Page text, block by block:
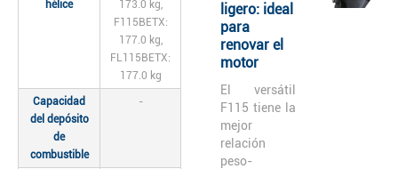
hélice
173.0 kg,
F115BETX:
177.0 kg,
FL115BETX:
177.0 kg
Capacidad
del depósito
de
combustible
-
ligero: ideal
para
renovar el
motor
El versátil
F115 tiene la
mejor
relación
peso-